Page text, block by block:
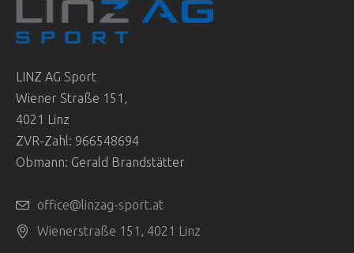
LINZ AG Sport
Wiener Straße 151,
4021 Linz
ZVR-Zahl: 966548694
Obmann: Gerald Brandstätter
office@linzag-sport.at
Wienerstraße 151, 4021 Linz